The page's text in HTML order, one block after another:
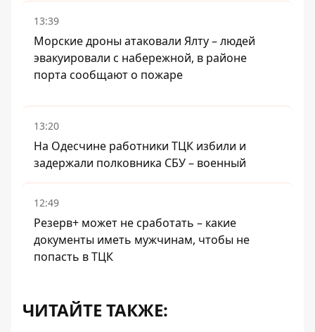
13:39
Морские дроны атаковали Ялту – людей
эвакуировали с набережной, в районе
порта сообщают о пожаре
13:20
На Одесчине работники ТЦК избили и
задержали полковника СБУ – военный
12:49
Резерв+ может не сработать – какие
документы иметь мужчинам, чтобы не
попасть в ТЦК
ЧИТАЙТЕ ТАКЖЕ: